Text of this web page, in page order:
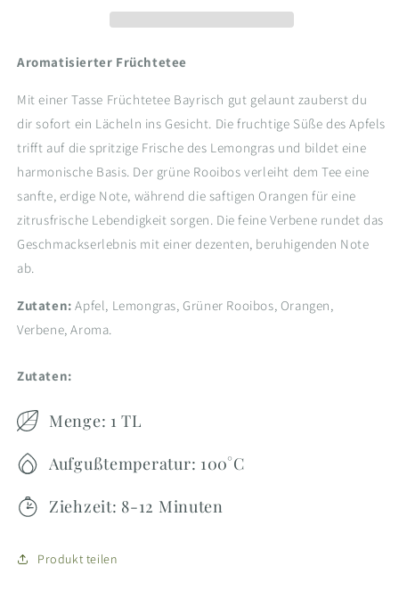
Aromatisierter Früchtetee
Mit einer Tasse Früchtetee Bayrisch gut gelaunt zauberst du
dir sofort ein Lächeln ins Gesicht. Die fruchtige Süße des Apfels
trifft auf die spritzige Frische des Lemongras und bildet eine
harmonische Basis. Der grüne Rooibos verleiht dem Tee eine
sanfte, erdige Note, während die saftigen Orangen für eine
zitrusfrische Lebendigkeit sorgen. Die feine Verbene rundet das
Geschmackserlebnis mit einer dezenten, beruhigenden Note
ab.
Zutaten:Apfel, Lemongras, Grüner Rooibos, Orangen,
Verbene, Aroma.
Zutaten:
Menge: 1 TL
Aufgußtemperatur: 100°C
Ziehzeit: 8-12 Minuten
Produkt teilen